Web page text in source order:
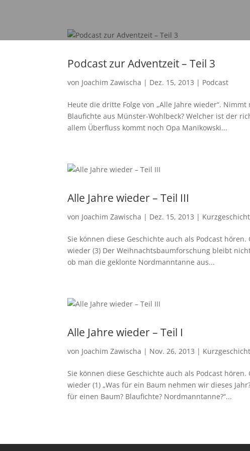
Podcast zur Adventzeit – Teil 3
von Joachim Zawischa | Dez. 15, 2013 | Podcast
Heute die dritte Folge von „Alle Jahre wieder“.
Blaufichte aus Münster-Wohlbeck? Welcher ist der
allem Überfluss kommt noch Opa Manikowski...
Alle Jahre wieder – Teil III
von Joachim Zawischa | Dez. 15, 2013 |
Sie können diese Geschichte auch als Podcast
wieder (3) Der Weihnachtsbaumforschung bleibt
ob man die geklonte Nordmanntanne aus...
Alle Jahre wieder – Teil I
von Joachim Zawischa | Nov. 26, 2013 |
Sie können diese Geschichte auch als Podcast
wieder (1) „Was für ein Baum nehmen wir dieses
für einen Baum? Blaufichte? Nordmanntanne?“...